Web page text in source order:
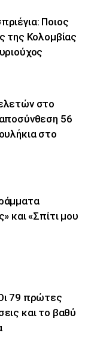
Ποιος
της Κολομβίας
στο
56
στο
και «Σπίτι μου
79 πρώτες
και το βαθύ